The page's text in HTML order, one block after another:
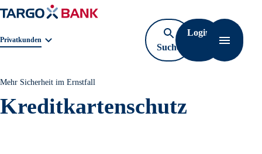
Geschäftsbereichnavigation. Aktuelle Auswahl:
Privatkunden
Suche
öffnen
Login
Mehr Sicherheit im Ernstfall
Kreditkartenschutz